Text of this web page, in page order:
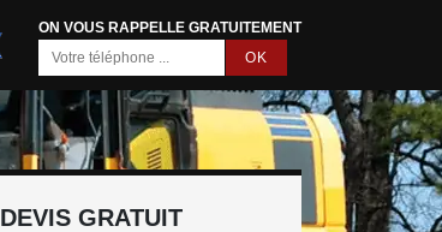
ON VOUS RAPPELLE GRATUITEMENT
DEVIS GRATUIT